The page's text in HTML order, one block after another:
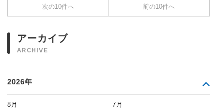
次の10件へ 前の10件へ
アーカイブ
ARCHIVE
2026年
8月 7月